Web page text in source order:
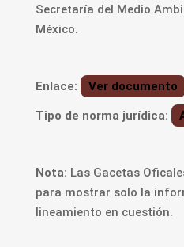
Secretaría del Medio
México.
Enlace: Ver documento
Tipo de norma jurídica:
Nota: Las Gacetas
para mostrar solo la
lineamiento en cuestión.